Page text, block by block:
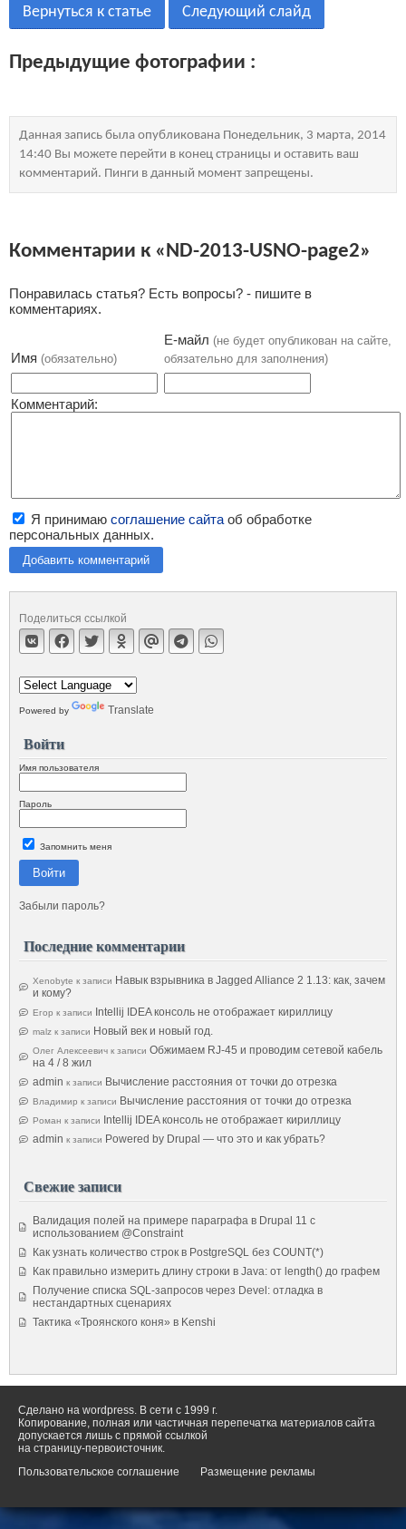
Вернуться к статье Следующий слайд
Предыдущие фотографии :
Данная запись была опубликована Понедельник, 3 марта, 2014
14:40 Вы можете перейти в конец страницы и оставить ваш
комментарий. Пинги в данный момент запрещены.
Комментарии к «ND-2013-USNO-page2»
Понравилась статья? Есть вопросы? - пишите в
комментариях.
Имя (обязательно)
Е-майл (не будет опубликован на сайте,
обязательно для заполнения)
Комментарий:
Я принимаю соглашение сайта об обработке
персональных данных.
Добавить комментарий
Поделиться ссылкой
Powered by Translate
Войти
Имя пользователя
Пароль
Запомнить меня
Войти
Забыли пароль?
Последние комментарии
Xenobyte к записи Навык взрывника в Jagged Alliance 2 1.13: как, зачем
и кому?
Егор к записи Intellij IDEA консоль не отображает кириллицу
malz к записи Новый век и новый год.
Олег Алексеевич к записи Обжимаем RJ-45 и проводим сетевой кабель
на 4 / 8 жил
admin к записи Вычисление расстояния от точки до отрезка
Владимир к записи Вычисление расстояния от точки до отрезка
Роман к записи
Intellij IDEA консоль не отображает кириллицу
admin к записи Powered by Drupal — что это и как убрать?
Свежие записи
Валидация полей на примере параграфа в Drupal 11 с
использованием @Constraint
Как узнать количество строк в PostgreSQL без COUNT(*)
Как правильно измерить длину строки в Java: от length() до графем
Получение списка SQL-запросов через Devel: отладка в
нестандартных сценариях
Тактика «Троянского коня» в Kenshi
Сделано на wordpress. В сети с 1999 г.
Копирование, полная или частичная перепечатка материалов сайта
допускается лишь с прямой ссылкой
на страницу-первоисточник.
Пользовательское соглашение
Размещение рекламы